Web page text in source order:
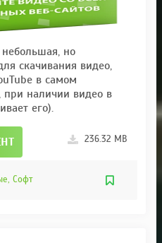
но
скачивания видео,
в самом
при наличии видео в
его).
236.32 MB
Софт